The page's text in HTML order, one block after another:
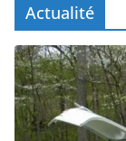
Actualité